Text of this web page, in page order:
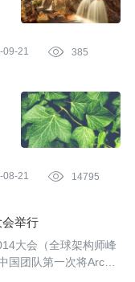
09-21  385
08-21  14795
举行
大会（全球架构师峰
团队第一次将ArchS